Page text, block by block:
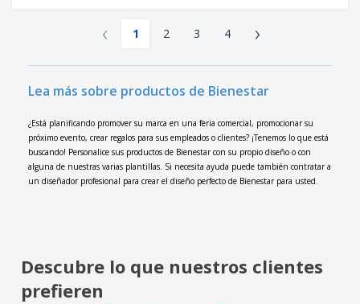
‹ 1 2 3 4 ›
Lea más sobre productos de Bienestar
¿Está planificando promover su marca en una feria comercial, promocionar su
próximo evento, crear regalos para sus empleados o clientes? ¡Tenemos lo que está
buscando! Personalice sus productos de Bienestar con su propio diseño o con
alguna de nuestras varias plantillas. Si necesita ayuda puede también contratar a
un diseñador profesional para crear el diseño perfecto de Bienestar para usted.
Descubre lo que nuestros clientes
prefieren